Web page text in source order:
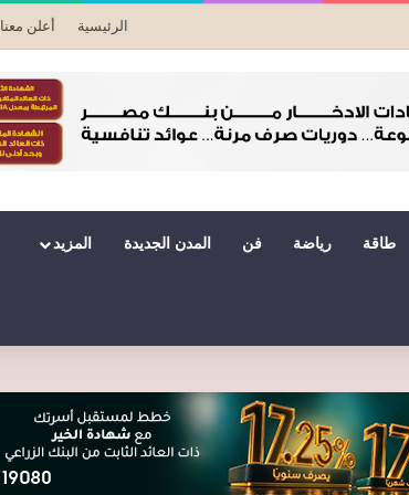
الرئيسية أعلن معنا
طاقة رياضة فن المدن الجديدة المزيد